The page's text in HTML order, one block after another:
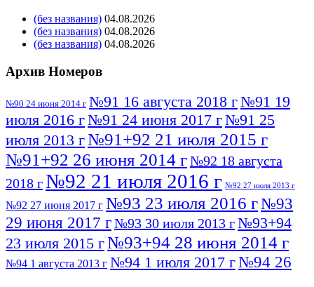
(без названия) 04.08.2026
(без названия) 04.08.2026
(без названия) 04.08.2026
Архив Номеров
№90 24 июня 2014 г №91 16 августа 2018 г№91 19
июля 2016 г№91 24 июня 2017 г№91 25
июля 2013 г№91+92 21 июля 2015 г
№91+92 26 июня 2014 г№92 18 августа
2018 г№92 21 июля 2016 г №92 27 июля 2013 г
№92 27 июня 2017 г №93 23 июля 2016 г№93
29 июня 2017 г№93 30 июля 2013 г№93+94
23 июля 2015 г№93+94 28 июня 2014 г
№94 1 августа 2013 г №94 1 июля 2017 г№94 26